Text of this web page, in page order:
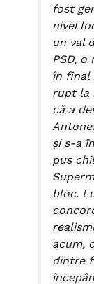
fost
nivel
un val
PSD,
în final
rupt la
că a
şi s-a
pus
bloc.
acum,
dintre